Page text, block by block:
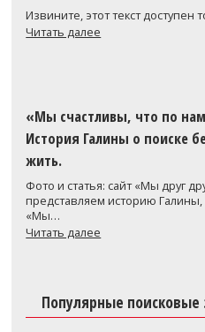
Извините, этот текст доступен
Читать далее
«Мы счастливы, что по
История Галины о поиске
жить.
Фото и статья: сайт «Мы друг
представляем историю
«Мы…
Читать далее
Популярные поисковые